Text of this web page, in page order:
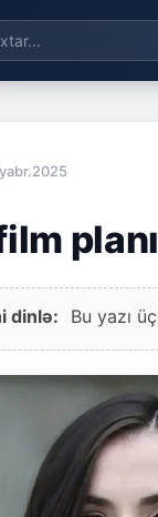
dinlə: Bu yazı